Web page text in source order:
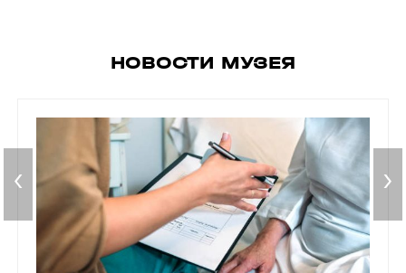
НОВОСТИ МУЗЕЯ
‹ ›